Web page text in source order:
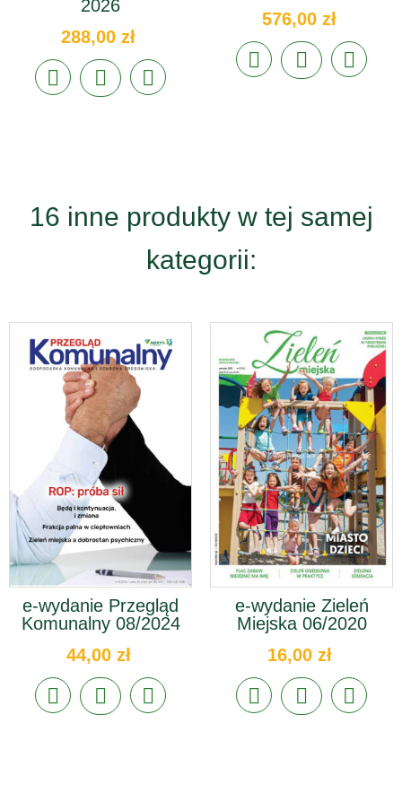
2026
288,00 zł
576,00 zł
16 inne produkty w tej samej
kategorii:
e-wydanie Przegląd
Komunalny 08/2024
44,00 zł
e-wydanie Zieleń
Miejska 06/2020
16,00 zł